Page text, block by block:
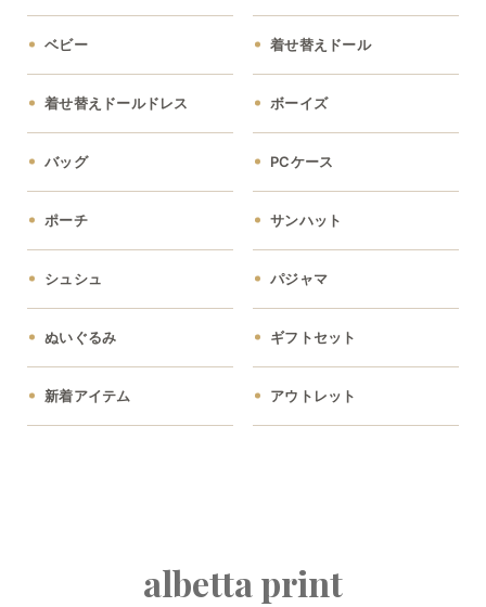
ベビー 着せ替えドール
着せ替えドールドレス ボーイズ
バッグ PCケース
ポーチ サンハット
シュシュ パジャマ
ぬいぐるみ ギフトセット
新着アイテム アウトレット
albetta print